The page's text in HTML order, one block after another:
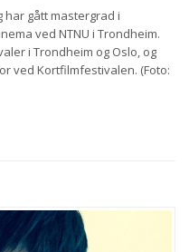
gått mastergrad i
ved NTNU i Trondheim.
i Trondheim og Oslo, og
ved Kortfilmfestivalen. (Foto: